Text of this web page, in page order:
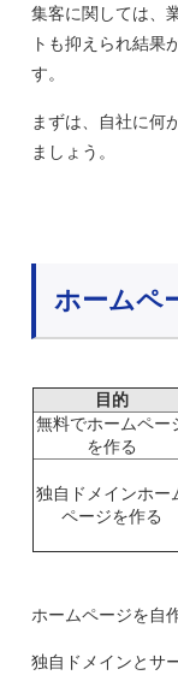
集客に関しては、
トも抑えられ結果
す。
まずは、自社に何
ましょう。
ホームペ
目的
無料でホームペー
を作る
独自ドメインホー
ページを作る
ホームページを自
独自ドメインとサ